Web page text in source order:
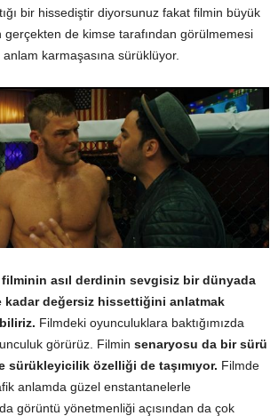
bir hissediştir diyorsunuz fakat filmin büyük
gerçekten de kimse tarafından görülmemesi
karmaşasına sürüklüyor.
filminin asıl derdinin sevgisiz bir dünyada
kadar değersiz hissettiğini anlatmak
Filmdeki oyunculuklara baktığımızda
görürüz. Filmin senaryosu da bir sürü
sürükleyicilik özelliği de taşımıyor. Filmde
anlamda güzel enstantanelerle
görüntü yönetmenliği açısından da çok